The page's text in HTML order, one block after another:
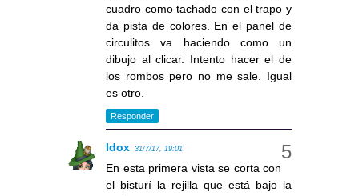
cuadro como tachado con el trapo y
da pista de colores. En el panel de
circulitos va haciendo como un
dibujo al clicar. Intento hacer el de
los rombos pero no me sale. Igual
es otro.
Responder
Idox 31/7/17, 19:01
En esta primera vista se corta con
el bisturí la rejilla que está bajo la